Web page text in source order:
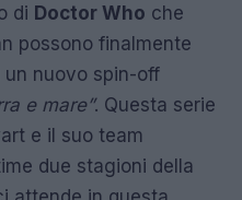
di Doctor Who che
possono finalmente
nuovo spin-off
e mare”. Questa serie
e il suo team
due stagioni della